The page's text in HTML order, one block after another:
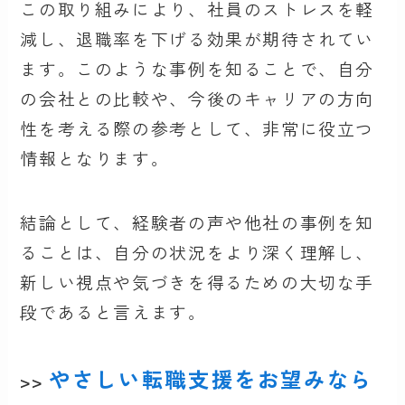
この取り組みにより、社員のストレスを軽
減し、退職率を下げる効果が期待されてい
ます。このような事例を知ることで、自分
の会社との比較や、今後のキャリアの方向
性を考える際の参考として、非常に役立つ
情報となります。
結論として、経験者の声や他社の事例を知
ることは、自分の状況をより深く理解し、
新しい視点や気づきを得るための大切な手
段であると言えます。
>> やさしい転職支援をお望みなら